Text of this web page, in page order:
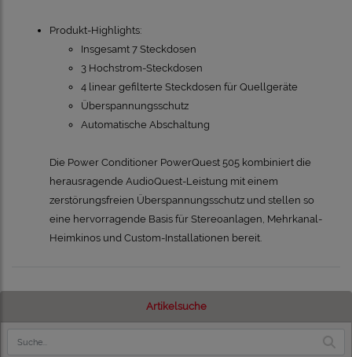
Produkt-Highlights:
Insgesamt 7 Steckdosen
3 Hochstrom-Steckdosen
4 linear gefilterte Steckdosen für Quellgeräte
Überspannungsschutz
Automatische Abschaltung
Die Power Conditioner PowerQuest 505 kombiniert die
herausragende AudioQuest-Leistung mit einem
zerstörungsfreien Überspannungsschutz und stellen so
eine hervorragende Basis für Stereoanlagen, Mehrkanal-
Heimkinos und Custom-Installationen bereit.
Artikelsuche